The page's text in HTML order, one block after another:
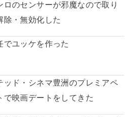
ロのセンサーが邪魔なので取り
除・無効化した
でユッケを作った
ッド・シネマ豊洲のプレミアペ
で映画デートをしてきた